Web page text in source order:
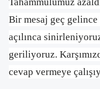
Bir mesaj geç
açılınca
geriliyoruz.
cevap vermeye